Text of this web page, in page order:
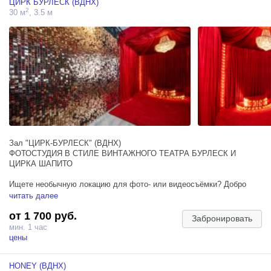
ЦИРК БУРЛЕСК (ВДНХ)
30 м2 , 3.5 м
Зал "ЦИРК-БУРЛЕСК" (ВДНХ)
ФОТОСТУДИЯ В СТИЛЕ ВИНТАЖНОГО ТЕАТРА БУРЛЕСК И
ЦИРКА ШАПИТО
Ищете необычную локацию для фото- или видеосъёмки? Добро
пожаловать в пространство, где оживает магия старинного цирка,
Уникальный интерьер объединяет эстетику винтажного бурлеска и
атмосферу цирка-шапито. Сотни тёплых огней на фоне красного
наполняя кадр уютом, загадочностью и праздничным настроением.
читать далее
от 1 700 руб.
мин. 1 час
цены
Забронировать
HONEY (ВДНХ)